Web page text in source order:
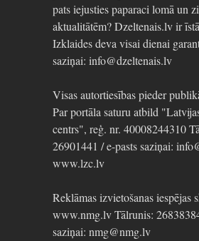
pats iejusties paparaci lomā un
aktualitātēm? Dzeltenais.lv ir
Izklaides deva visai dienai
saziņai: info@dzeltenais.lv
Visas autortiesības pieder
Par portāla saturu atbild
centrs", reģ. nr. 40008244310
26901441 / e-pasts saziņai:
www.lzc.lv
Reklāmas izvietošanas iespējas
www.nmg.lv Tālrunis:
saziņai: nmg@nmg.lv